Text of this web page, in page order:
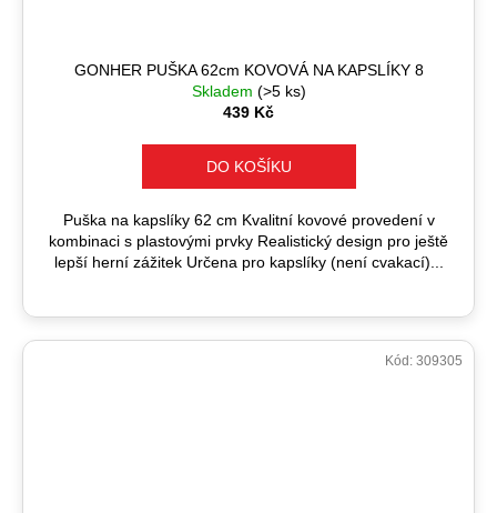
GONHER PUŠKA 62cm KOVOVÁ NA KAPSLÍKY 8
Skladem (>5 ks)
439 Kč
DO KOŠÍKU
Puška na kapslíky 62 cm Kvalitní kovové provedení v
kombinaci s plastovými prvky Realistický design pro ještě
lepší herní zážitek Určena pro kapslíky (není cvakací)...
Kód: 309305